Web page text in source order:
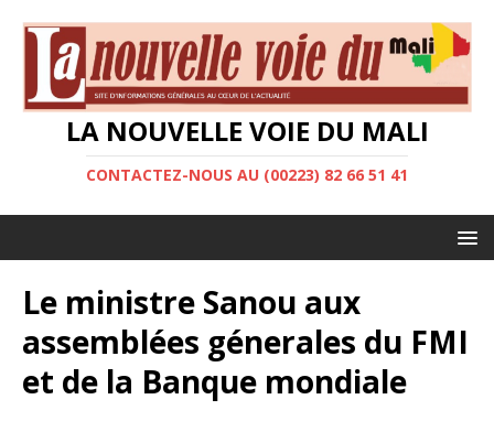
LA NOUVELLE VOIE DU MALI
CONTACTEZ-NOUS AU (00223) 82 66 51 41
Le ministre Sanou aux
assemblées génerales du FMI
et de la Banque mondiale